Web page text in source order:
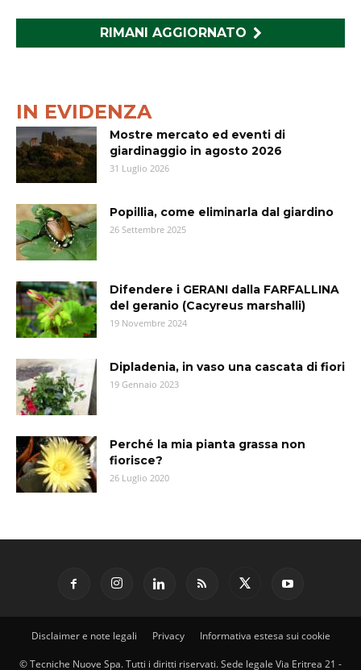
RIMANI AGGIORNATO
IN EVIDENZA
Mostre mercato ed eventi di
giardinaggio in agosto 2026
31 Luglio 2026
Popillia, come eliminarla dal giardino
26 Settembre 2025
Difendere i GERANI dalla FARFALLINA
del geranio (Cacyreus marshalli)
19 Novembre 2024
Dipladenia, in vaso una cascata di fiori
19 Gennaio 2023
Perché la mia pianta grassa non
fiorisce?
26 Luglio 2020
Disclaimer e note legali Privacy Informativa estesa sui cookie
© Tecniche Nuove Spa. Tutti i diritti riservati. Sede legale Via Eritrea 21 -